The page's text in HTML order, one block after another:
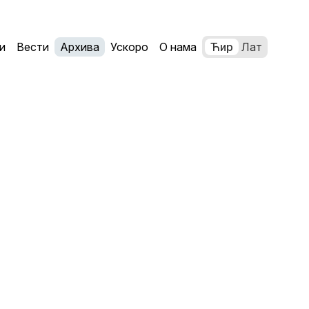
Вести Архива Ускоро О нама Ћир Лат